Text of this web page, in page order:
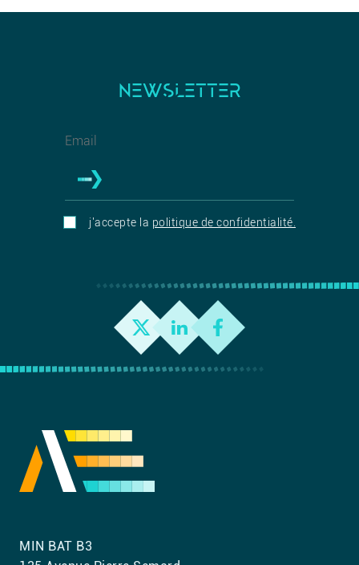
NEWSLETTER
j'accepte la politique de confidentialité.
MIN BAT B3